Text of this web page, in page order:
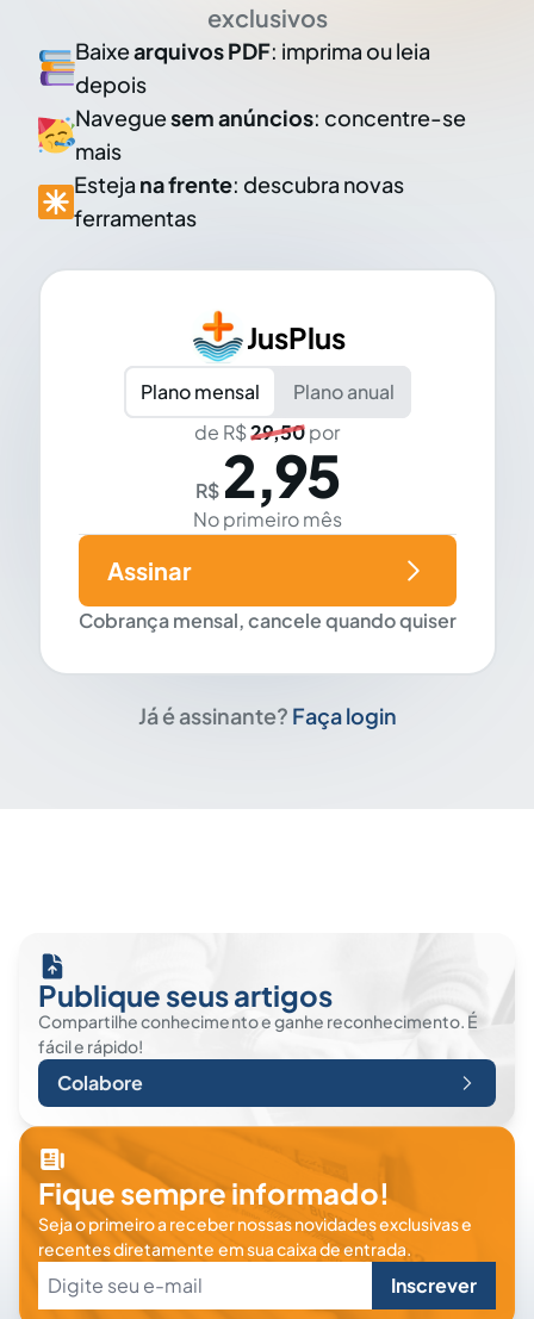
exclusivos
Baixearquivos PDF: imprima ou leia
depois
Naveguesem anúncios: concentre-se
mais
Esteja na frente: descubra novas
ferramentas
JusPlus
Plano mensal
Plano anual
de R$29,50por
R$ 2,95
No primeiro mês
Cobrança mensal, cancele quando quiser
Assinar
Já é assinante? Faça login
Publique seus artigos
Compartilhe conhecimento e ganhe reconhecimento. É
fácil e rápido!
Colabore
Fique sempre informado!
Seja o primeiro a receber nossas novidades exclusivas e
recentes diretamente em sua caixa de entrada.
Inscrever